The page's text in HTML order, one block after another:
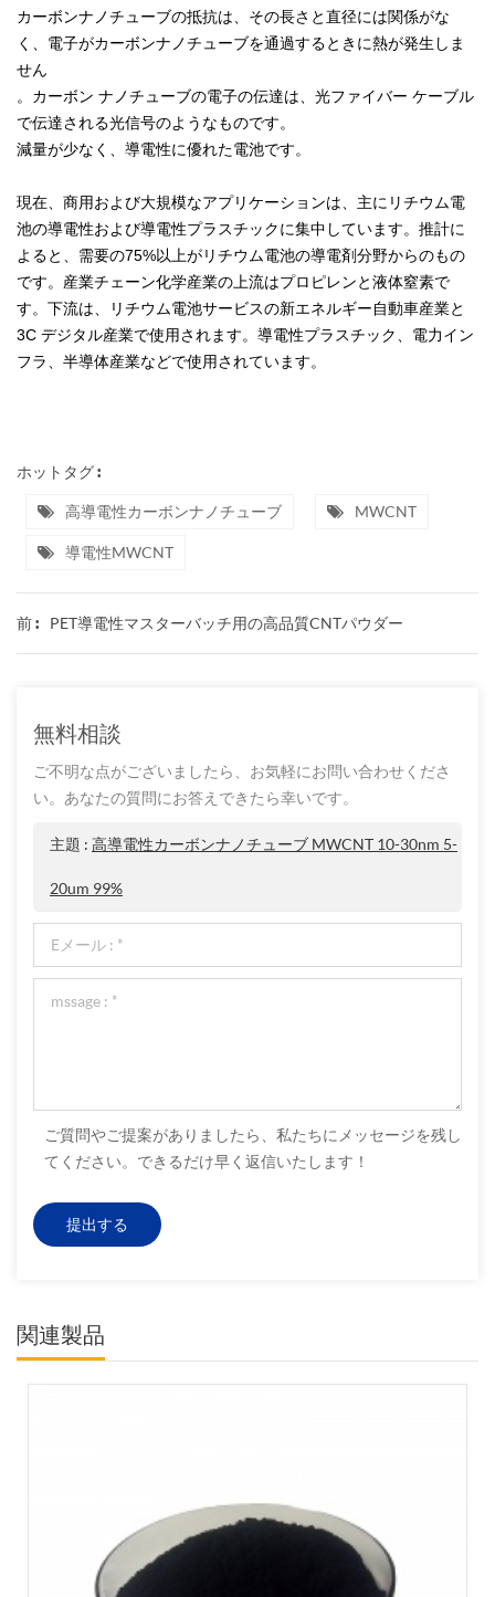
カーボンナノチューブの抵抗は、その長さと直径には関係がな
く、電子がカーボンナノチューブを通過するときに熱が発生しま
せん
。カーボン ナノチューブの電子の伝達は、光ファイバー ケーブル
で伝達される光信号のようなものです。
減量が少なく、導電性に優れた電池です。
現在、商用および大規模なアプリケーションは、主にリチウム電
池の導電性および導電性プラスチックに集中しています。推計に
よると、需要の75%以上がリチウム電池の導電剤分野からのもの
です。産業チェーン化学産業の上流はプロピレンと液体窒素で
す。下流は、リチウム電池サービスの新エネルギー自動車産業と
3C デジタル産業で使用されます。導電性プラスチック、電力イン
フラ、半導体産業などで使用されています。
ホットタグ :
高導電性カーボンナノチューブ MWCNT
導電性MWCNT
前 : PET導電性マスターバッチ用の高品質CNTパウダー
無料相談
ご不明な点がございましたら、お気軽にお問い合わせくださ
い。あなたの質問にお答えできたら幸いです。
主題 : 高導電性カーボンナノチューブ MWCNT 10-30nm 5-
20um 99%
ご質問やご提案がありましたら、私たちにメッセージを残し
てください。できるだけ早く返信いたします！
関連製品